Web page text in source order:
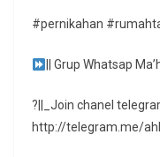
#pernikahan
|| Grup Whatsap
?||_Join chanel
http://telegram.me/